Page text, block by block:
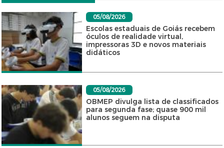
05/08/2026
Escolas estaduais de Goiás recebem
óculos de realidade virtual,
impressoras 3D e novos materiais
didáticos
05/08/2026
OBMEP divulga lista de classificados
para segunda fase; quase 900 mil
alunos seguem na disputa